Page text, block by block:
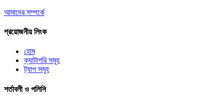
আমাদের সম্পর্কে
প্রয়োজনীয় লিংক
হোম
ক্যাটাগরি সমূহ
ট্যাগ সমূহ
শর্তাবলী ও পলিসি